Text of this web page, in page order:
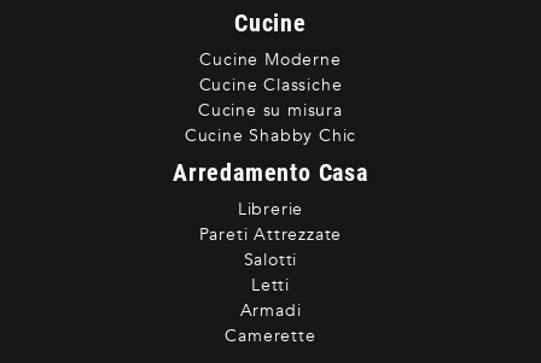
Cucine
Cucine Moderne
Cucine Classiche
Cucine su misura
Cucine Shabby Chic
Arredamento Casa
Librerie
Pareti Attrezzate
Salotti
Letti
Armadi
Camerette